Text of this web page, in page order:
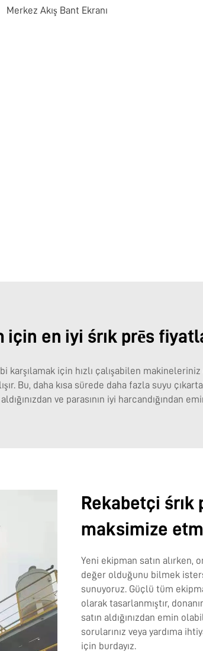
Merkez Akış Bant Ekranı
en iyi śrık prēs
karşılamak için hızlı çalışabilen
Bu, daha kısa sürede daha fazla suyu
ve parasının iyi harcandığından
Rekabetçi śrık
maksimize
Yeni ekipman satın alırken,
değer olduğunu bilmek
sunuyoruz. Güçlü tüm
olarak tasarlanmıştır,
satın aldığınızdan emin
sorularınız veya yardıma
için burdayız.